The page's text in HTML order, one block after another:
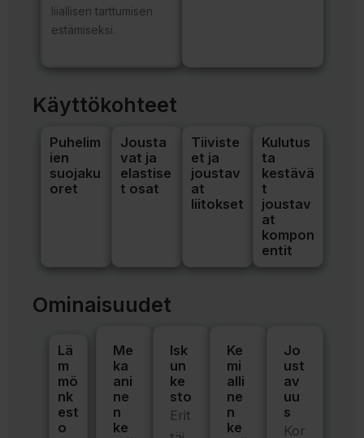
liiallisen tarttumisen
estämiseksi.
Käyttökohteet
Puhelim
ien
suojaku
oret
Jousta
vat ja
elastise
t osat
Tiiviste
et ja
joustav
at
liitokset
Kulutus
ta
kestävä
t
joustav
at
kompon
entit
Ominaisuudet
Lä
m
mö
nk
est
o
Me
ka
ani
ne
n
ke
Isk
un
ke
sto
Erit
Ke
mi
alli
ne
n
ke
Jo
ust
av
uu
s
Kor